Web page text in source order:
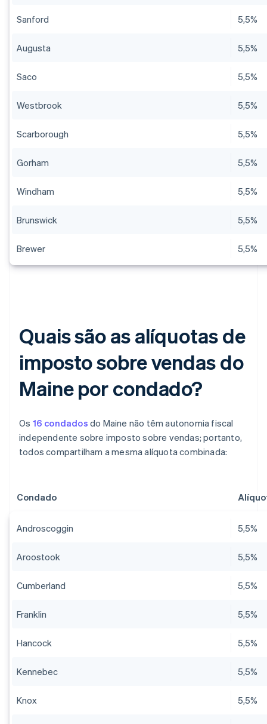
Sanford 5,5%
Augusta 5,5%
Saco 5,5%
Westbrook 5,5%
Scarborough 5,5%
Gorham 5,5%
Windham 5,5%
Brunswick 5,5%
Brewer 5,5%
Quais são as alíquotas de
imposto sobre vendas do
Maine por condado?
Os 16 condados do Maine não têm autonomia fiscal
independente sobre imposto sobre vendas; portanto,
todos compartilham a mesma alíquota combinada:
Condado
Androscoggin 5,5%
Aroostook 5,5%
Cumberland 5,5%
Franklin 5,5%
Hancock 5,5%
Kennebec 5,5%
Knox 5,5%